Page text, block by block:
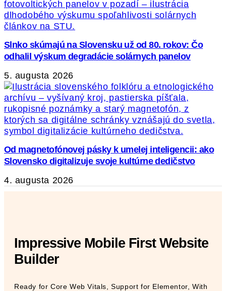
Slnko skúmajú na Slovensku už od 80. rokov: Čo
odhalil výskum degradácie solárnych panelov
5. augusta 2026
Od magnetofónovej pásky k umelej inteligencii: ako
Slovensko digitalizuje svoje kultúrne dedičstvo
4. augusta 2026
Impressive Mobile First Website
Builder
Ready for Core Web Vitals, Support for Elementor, With